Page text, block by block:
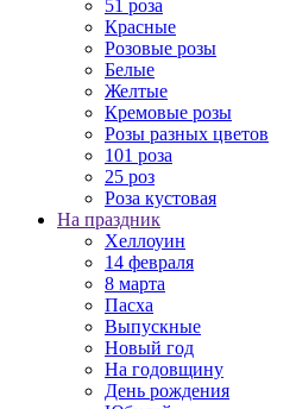
51 роза
Красные
Розовые розы
Белые
Желтые
Кремовые розы
Розы разных цветов
101 роза
25 роз
Роза кустовая
На праздник
Хеллоуин
14 февраля
8 марта
Пасха
Выпускные
Новый год
На годовщину
День рождения